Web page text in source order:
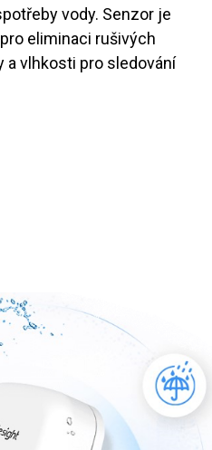
vody. Senzor je
eliminaci rušivých
a vlhkosti pro sledování